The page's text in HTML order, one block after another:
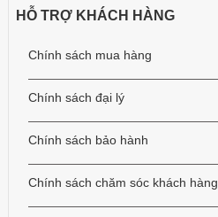
HỖ TRỢ KHÁCH HÀNG
Chính sách mua hàng
Chính sách đại lý
Chính sách bảo hành
Chính sách chăm sóc khách hàng